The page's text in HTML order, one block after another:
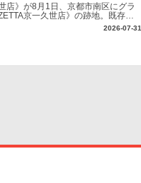
店》が8月1日、京都市南区にグラ
京一久世店》の跡地。既存施
。 《クレーンプラネット 久世2026-07-31